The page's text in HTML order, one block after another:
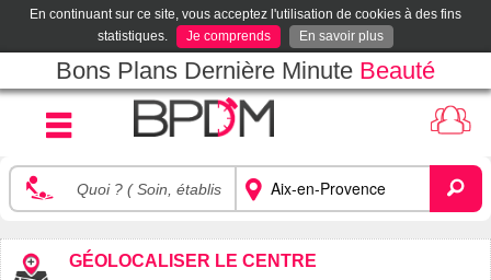
En continuant sur ce site, vous acceptez l'utilisation de cookies à des fins
statistiques.
Je comprends En savoir plus
Bons Plans Dernière Minute Beauté
GÉOLOCALISER LE CENTRE